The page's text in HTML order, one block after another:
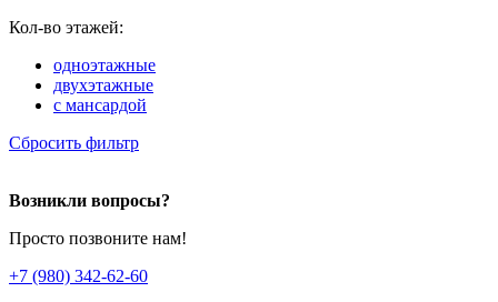
Кол-во этажей:
одноэтажные
двухэтажные
с мансардой
Сбросить фильтр
Возникли вопросы?
Просто позвоните нам!
+7 (980) 342-62-60